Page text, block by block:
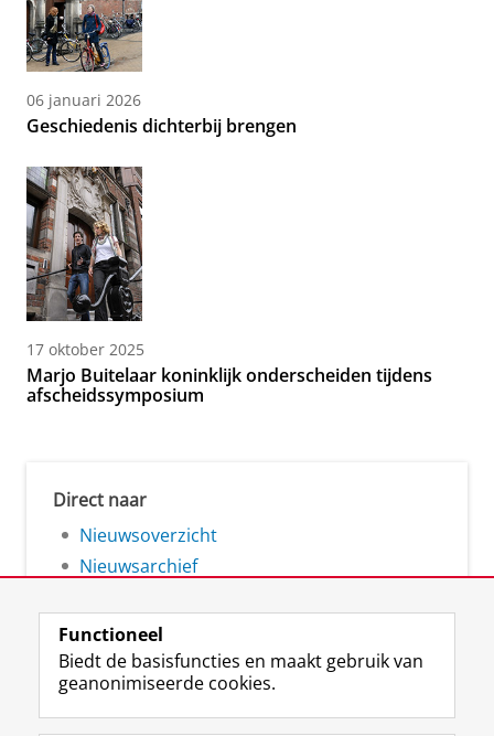
06 januari 2026
Geschiedenis dichterbij brengen
17 oktober 2025
Marjo Buitelaar koninklijk onderscheiden tijdens
afscheidssymposium
Direct naar
Nieuwsoverzicht
Nieuwsarchief
Volg de RUG
F
L
R I
Y
Functioneel
Biedt de basisfuncties en maakt gebruik van
geanonimiseerde cookies.